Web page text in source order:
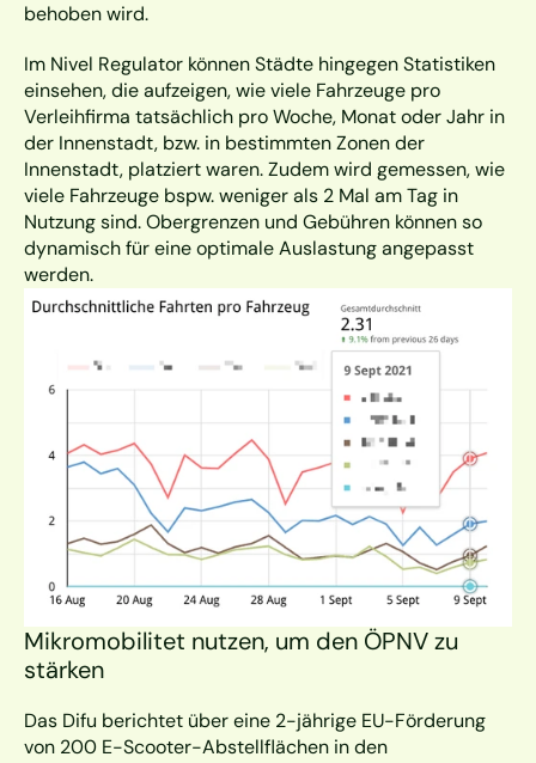
behoben wird.
Im Nivel Regulator können Städte hingegen Statistiken
einsehen, die aufzeigen, wie viele Fahrzeuge pro
Verleihfirma tatsächlich pro Woche, Monat oder Jahr in
der Innenstadt, bzw. in bestimmten Zonen der
Innenstadt, platziert waren. Zudem wird gemessen, wie
viele Fahrzeuge bspw. weniger als 2 Mal am Tag in
Nutzung sind. Obergrenzen und Gebühren können so
dynamisch für eine optimale Auslastung angepasst
werden.
Mikromobilitet nutzen, um den ÖPNV zu
stärken
Das Difu berichtet über eine 2-jährige EU-Förderung
von 200 E-Scooter-Abstellflächen in den